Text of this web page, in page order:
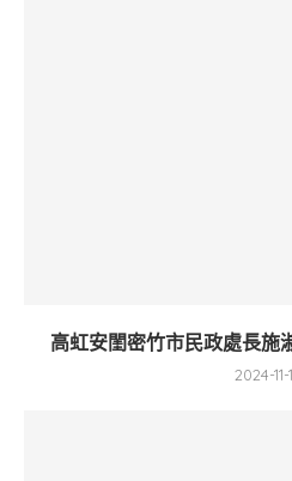
高虹安閨密竹市民政處長
2024-11-